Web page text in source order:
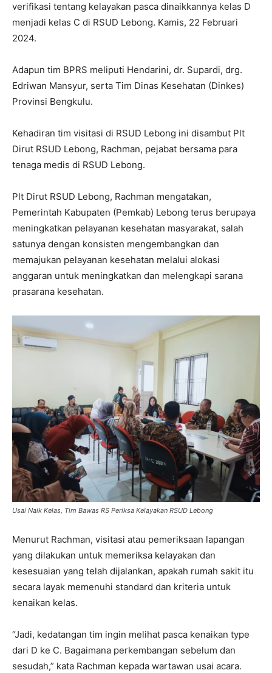
verifikasi tentang kelayakan pasca dinaikkannya kelas D
menjadi kelas C di RSUD Lebong. Kamis, 22 Februari
2024.
Adapun tim BPRS meliputi Hendarini, dr. Supardi, drg.
Edriwan Mansyur, serta Tim Dinas Kesehatan (Dinkes)
Provinsi Bengkulu.
Kehadiran tim visitasi di RSUD Lebong ini disambut Plt
Dirut RSUD Lebong, Rachman, pejabat bersama para
tenaga medis di RSUD Lebong.
Plt Dirut RSUD Lebong, Rachman mengatakan,
Pemerintah Kabupaten (Pemkab) Lebong terus berupaya
meningkatkan pelayanan kesehatan masyarakat, salah
satunya dengan konsisten mengembangkan dan
memajukan pelayanan kesehatan melalui alokasi
anggaran untuk meningkatkan dan melengkapi sarana
prasarana kesehatan.
Usai Naik Kelas, Tim Bawas RS Periksa Kelayakan RSUD Lebong
Menurut Rachman, visitasi atau pemeriksaan lapangan
yang dilakukan untuk memeriksa kelayakan dan
kesesuaian yang telah dijalankan, apakah rumah sakit itu
secara layak memenuhi standard dan kriteria untuk
kenaikan kelas.
“Jadi, kedatangan tim ingin melihat pasca kenaikan type
dari D ke C. Bagaimana perkembangan sebelum dan
sesudah,” kata Rachman kepada wartawan usai acara.